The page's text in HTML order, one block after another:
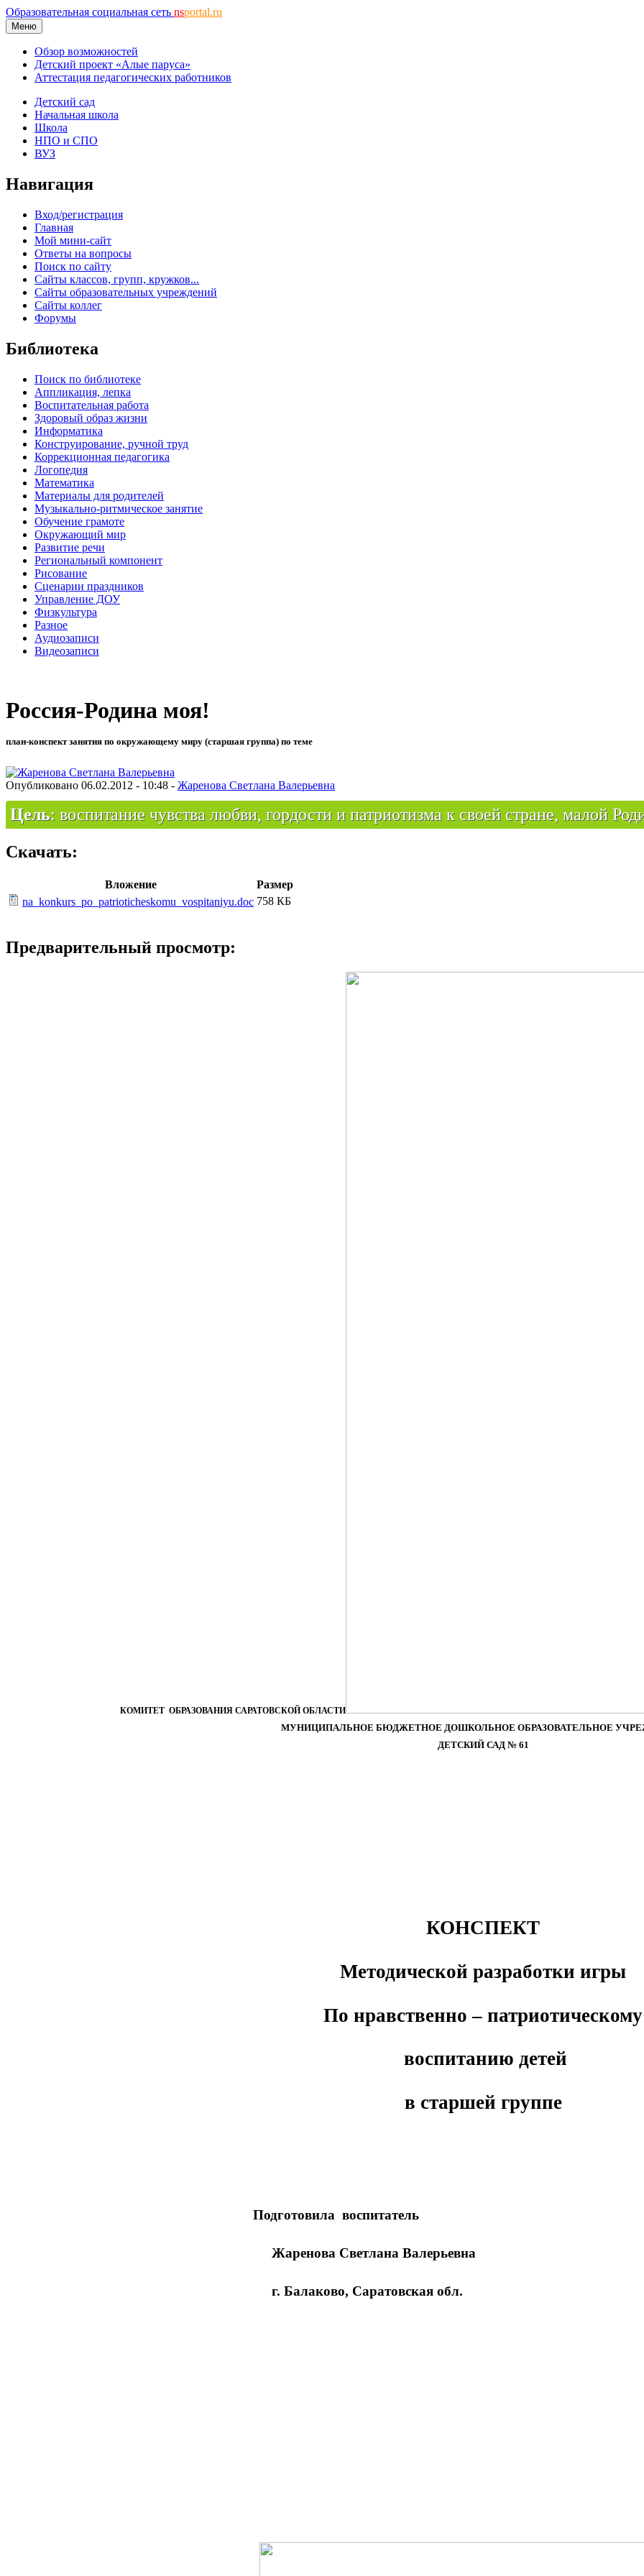
Образовательная социальная сеть nsportal.ru
Меню
Обзор возможностей
Детский проект «Алые паруса»
Аттестация педагогических работников
Детский сад
Начальная школа
Школа
НПО и СПО
ВУЗ
Навигация
Вход/регистрация
Главная
Мой мини-сайт
Ответы на вопросы
Поиск по сайту
Сайты классов, групп, кружков...
Сайты образовательных учреждений
Сайты коллег
Форумы
Библиотека
Поиск по библиотеке
Аппликация, лепка
Воспитательная работа
Здоровый образ жизни
Информатика
Конструирование, ручной труд
Коррекционная педагогика
Логопедия
Математика
Материалы для родителей
Музыкально-ритмическое занятие
Обучение грамоте
Окружающий мир
Развитие речи
Региональный компонент
Рисование
Сценарии праздников
Управление ДОУ
Физкультура
Разное
Аудиозаписи
Видеозаписи
Россия-Родина моя!
план-конспект занятия по окружающему миру (старшая группа) по теме
Опубликовано 06.02.2012 - 10:48 - Жаренова Светлана Валерьевна
Цель: воспитание чувства любви, гордости и патриотизма к своей стране, малой
Скачать:
Вложение
Размер
na_konkurs_po_patrioticheskomu_vospitaniyu.doc 758 КБ
Предварительный просмотр:
КОМИТЕТ ОБРАЗОВАНИЯ САРАТОВСКОЙ ОБЛАСТИ
МУНИЦИПАЛЬНОЕ БЮДЖЕТНОЕ ДОШКОЛЬНОЕ ОБРАЗОВАТЕЛЬНОЕ
ДЕТСКИЙ САД № 61
КОНСПЕКТ
Методической разработки игры
По нравственно – патриотическому
воспитанию детей
в старшей группе
Подготовила воспитатель
Жаренова Светлана Валерьевна
г. Балаково, Саратовская обл.